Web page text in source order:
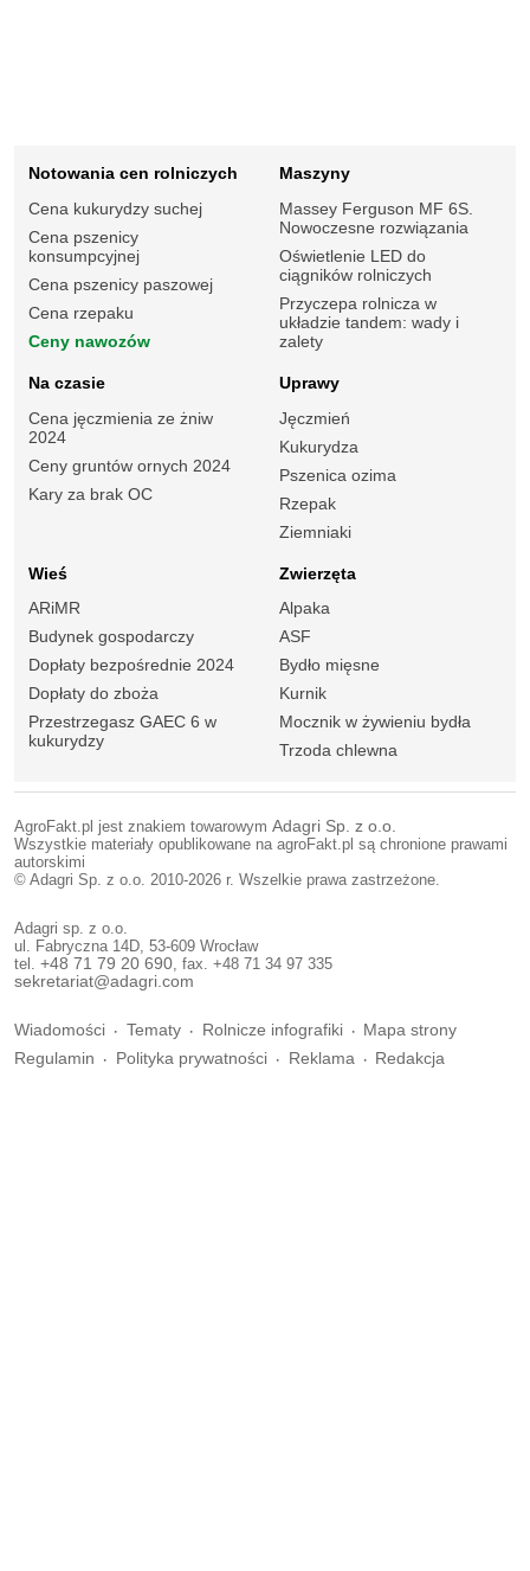
Notowania cen rolniczych
Cena kukurydzy suchej
Cena pszenicy
konsumpcyjnej
Cena pszenicy paszowej
Cena rzepaku
Ceny nawozów
Maszyny
Massey Ferguson MF 6S.
Nowoczesne rozwiązania
Oświetlenie LED do
ciągników rolniczych
Przyczepa rolnicza w
układzie tandem: wady i
zalety
Na czasie
Cena jęczmienia ze żniw
2024
Ceny gruntów ornych 2024
Kary za brak OC
Uprawy
Jęczmień
Kukurydza
Pszenica ozima
Rzepak
Ziemniaki
Wieś
ARiMR
Budynek gospodarczy
Dopłaty bezpośrednie 2024
Dopłaty do zboża
Przestrzegasz GAEC 6 w
kukurydzy
Zwierzęta
Alpaka
ASF
Bydło mięsne
Kurnik
Mocznik w żywieniu bydła
Trzoda chlewna
AgroFakt.pl jest znakiem towarowym Adagri Sp. z o.o.
Wszystkie materiały opublikowane na agroFakt.pl są chronione prawami
autorskimi
© Adagri Sp. z o.o. 2010-2026 r. Wszelkie prawa zastrzeżone.
Adagri sp. z o.o.
ul. Fabryczna 14D, 53-609 Wrocław
tel. +48 71 79 20 690 , fax. +48 71 34 97 335
sekretariat@adagri.com
Wiadomości Tematy Rolnicze infografiki
Mapa strony
Regulamin
Polityka prywatności Reklama Redakcja